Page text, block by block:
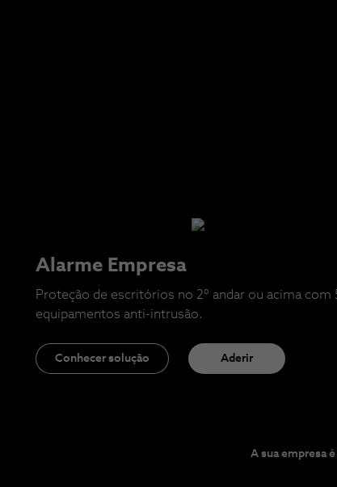
Alarme Empresa
Proteção de escritórios no 2º andar ou acima com
equipamentos anti-intrusão.
Conhecer solução Aderir
A sua empresa